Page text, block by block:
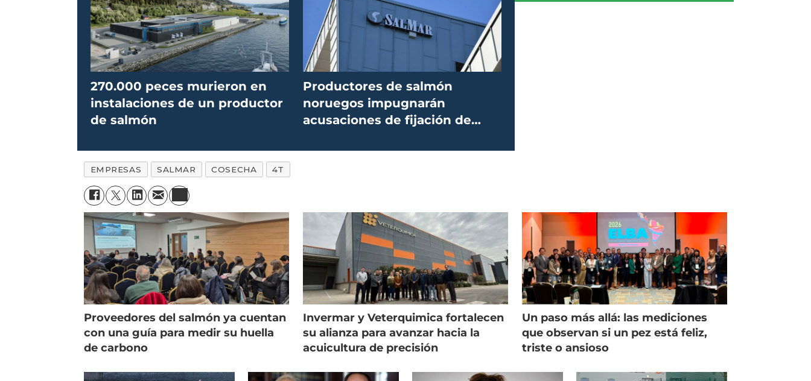
270.000 peces murieron en
instalaciones de un productor
de salmón
Productores de salmón
noruegos impugnarán
acusaciones de fijación de
EMPRESAS SALMAR COSECHA 4T
Proveedores del salmón ya cuentan
con una guía para medir su huella
de carbono
Invermar y Veterquimica fortalecen
su alianza para avanzar hacia la
acuicultura de precisión
Un paso más allá: las mediciones
que observan si un pez está feliz,
triste o ansioso